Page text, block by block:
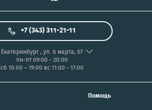
Помощь
+7 (343) 311-21-11
Екатеринбург, ул. 8 марта, 57
пн-пт 09:00 - 20:00
сб 10:00 – 19:00 вс 11:00 - 17:00